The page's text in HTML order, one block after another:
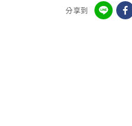
分享到